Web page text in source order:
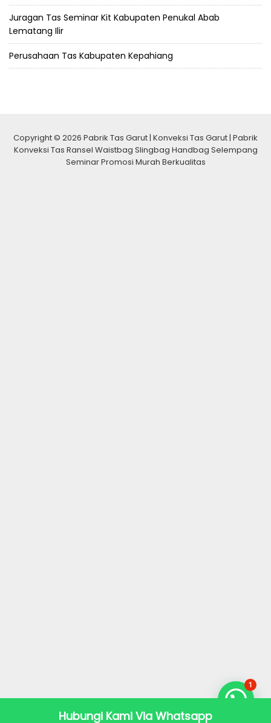
Hubungi Kami Via Whatsapp
Juragan Tas Seminar Kit Kabupaten Penukal Abab
Lematang Ilir
Perusahaan Tas Kabupaten Kepahiang
Copyright © 2026 Pabrik Tas Garut | Konveksi Tas Garut | Pabrik
Konveksi Tas Ransel Waistbag Slingbag Handbag Selempang
Seminar Promosi Murah Berkualitas
1